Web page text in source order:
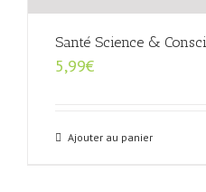
Santé Science &
5,99€
Ajouter au panier